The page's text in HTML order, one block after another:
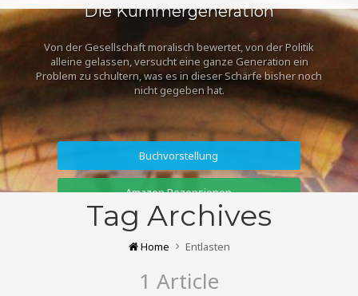
Die Kümmergeneration
Von der Gesellschaft moralisch bewertet, von der Politik
alleine gelassen, versucht eine ganze Generation ein
Problem zu schultern, was es in dieser Schärfe bisher noch
nicht gegeben hat.
Buchvorstellung
Amazon Rezensionen
Tag Archives
Home Entlasten
1 Article